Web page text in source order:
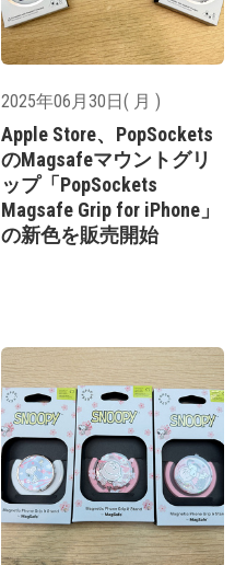
2025年06月30日( 月 )
Apple Store、PopSockets
のMagsafeマウントグリ
ップ「PopSockets
Magsafe Grip for iPhone」
の新色を販売開始